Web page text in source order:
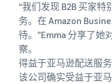
“我们发现 B2B 买家特
务。在 Amazon
待。”Emma 分享了她
察。
得益于亚马逊配送服
该公司确实受益于亚